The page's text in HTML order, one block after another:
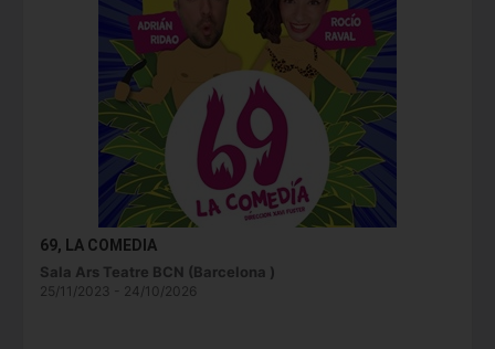
69, LA COMEDIA
Sala Ars Teatre BCN (Barcelona )
25/11/2023 - 24/10/2026